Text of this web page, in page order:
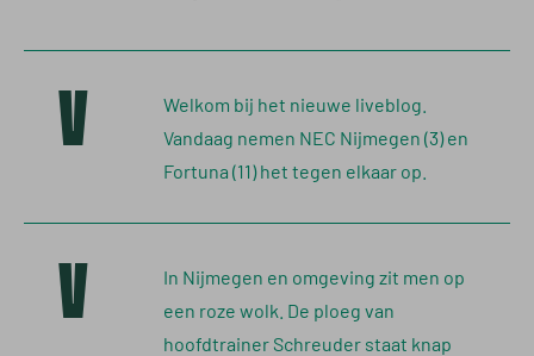
V
Welkom bij het nieuwe liveblog.
Vandaag nemen NEC Nijmegen (3) en
Fortuna (11) het tegen elkaar op.
V
In Nijmegen en omgeving zit men op
een roze wolk. De ploeg van
hoofdtrainer Schreuder staat knap